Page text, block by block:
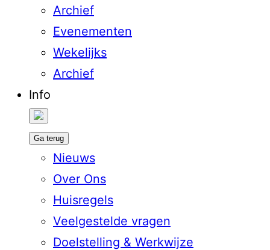
Archief
Evenementen
Wekelijks
Archief
Info
Ga terug
Nieuws
Over Ons
Huisregels
Veelgestelde vragen
Doelstelling & Werkwijze